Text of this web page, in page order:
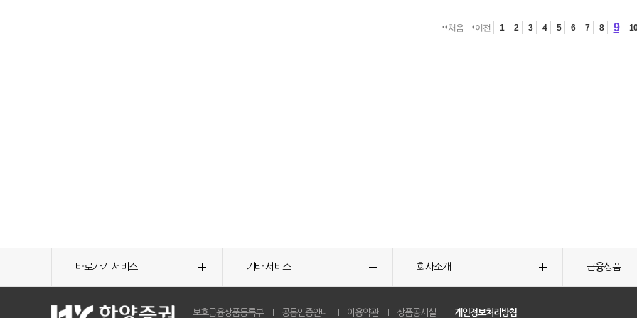
처음 이전 1 2 3 4 5 6 7 8 9 10
바로가기 서비스 기타 서비스 회사소개 금융상품
보호금융상품등록부 공동인증안내 이용약관 상품공시실 개인정보처리방침